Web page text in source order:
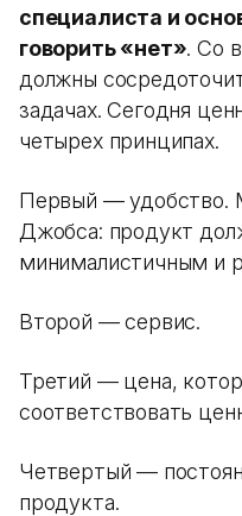
специалиста и
говорить «нет». Со
должны
задачах. Сегодня
четырех принципах.
Первый — удобство.
Джобса: продукт
минималистичным и
Второй — сервис.
Третий — цена,
соответствовать
Четвертый —
продукта.